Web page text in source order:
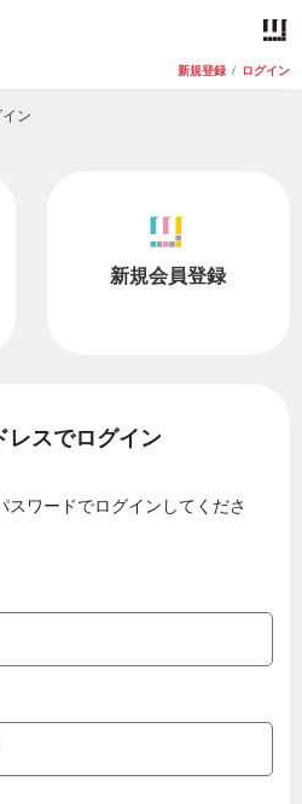
新規登録 / ログイン
ン
新規会員登録
レスでログイン
スワードでログインしてくださ